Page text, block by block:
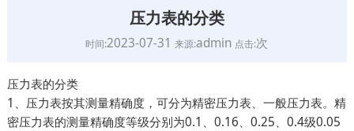
压力表的分类
时间:2023-07-31来源:admin 点击:次
压力表的分类
1、压力表按其测量精确度，可分为精密压力表、一般压力表。精
密压力表的测量精确度等级分别为0.1、0.16、0.25、0.4级0.05